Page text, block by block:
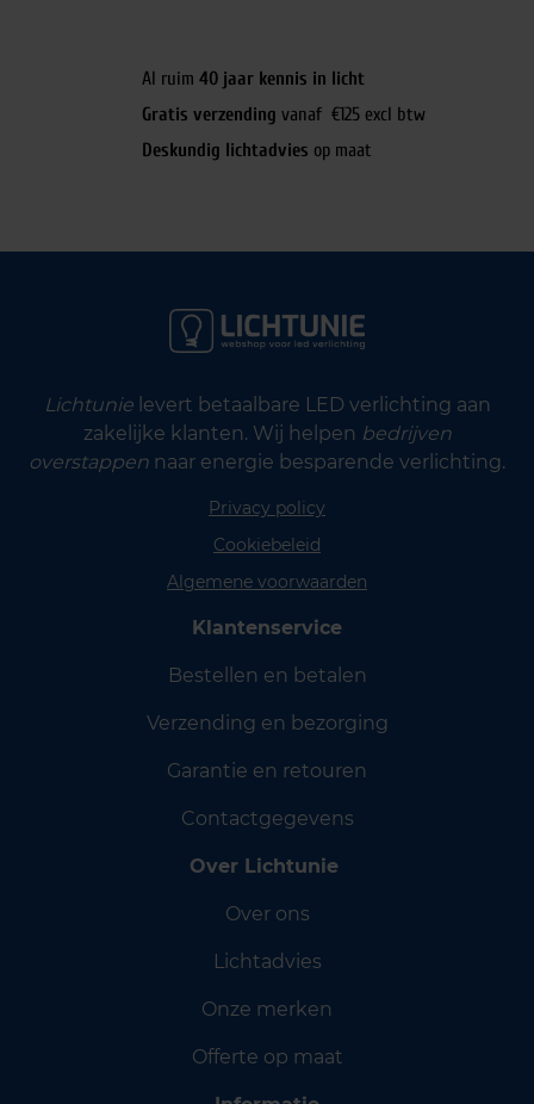
Al ruim 40 jaar kennis in licht
Gratis verzending vanaf €125 excl btw
Deskundig lichtadvies op maat
Lichtunielevert betaalbare LED verlichting aan
zakelijke klanten. Wij helpen bedrijven
overstappen naar energie besparende verlichting.
Privacy policy
Cookiebeleid
Algemene voorwaarden
Klantenservice
Bestellen en betalen
Verzending en bezorging
Garantie en retouren
Contactgegevens
Over Lichtunie
Over ons
Lichtadvies
Onze merken
Offerte op maat